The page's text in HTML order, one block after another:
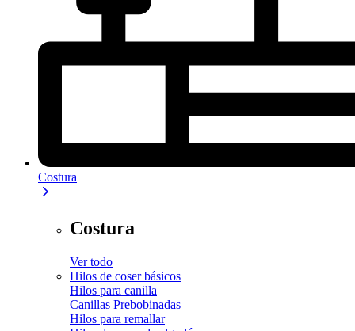
Costura
Costura
Ver todo
Hilos de coser básicos
Hilos para canilla
Canillas Prebobinadas
Hilos para remallar